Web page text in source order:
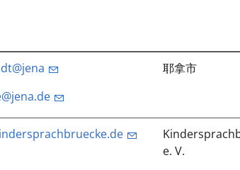
耶拿市
e. V.